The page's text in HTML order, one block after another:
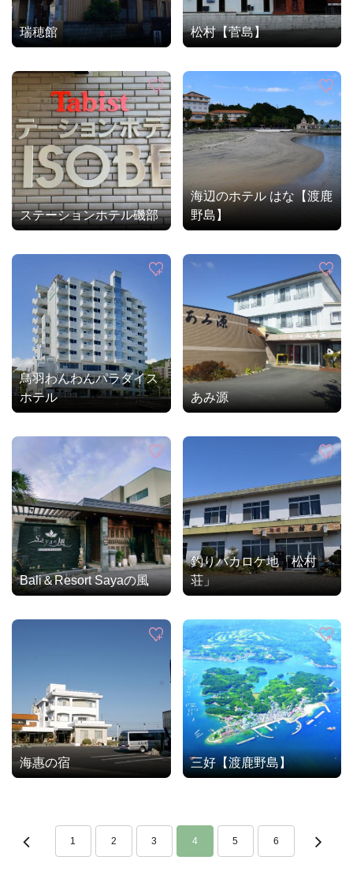
瑞穂館 松村【菅島】
ステーションホテル磯部
海辺のホテル はな【渡鹿
野島】
鳥羽わんわんパラダイス
ホテル
あみ源
Bali＆Resort Sayaの風
釣りバカロケ地「松村
荘」
海惠の宿 三好【渡鹿野島】
1 2 3 4 5 6